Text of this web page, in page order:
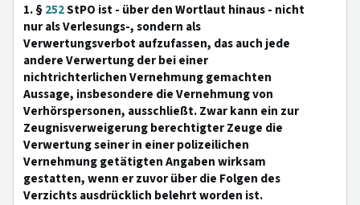
1. §252StPO ist - über den Wortlaut hinaus - nicht
nur als Verlesungs-, sondern als
Verwertungsverbot aufzufassen, das auch jede
andere Verwertung der bei einer
nichtrichterlichen Vernehmung gemachten
Aussage, insbesondere die Vernehmung von
Verhörspersonen, ausschließt. Zwar kann ein zur
Zeugnisverweigerung berechtigter Zeuge die
Verwertung seiner in einer polizeilichen
Vernehmung getätigten Angaben wirksam
gestatten, wenn er zuvor über die Folgen des
Verzichts ausdrücklich belehrt worden ist.